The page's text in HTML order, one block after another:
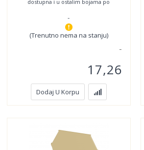
1
1
1
PYK 2.5-3FT
PYK 4 E
1
PYK 4 T
dostupna i u ostalim bojama po
-
(Trenutno nema na stanju)
17,26
Dodaj U Korpu